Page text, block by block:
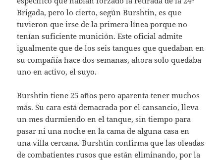
Brigada, pero lo cierto, según Burshtin, es que
tuvieron que irse de la primera línea porque no
tenían suficiente munición. Este oficial admite
igualmente que de los seis tanques que quedaban en
su compañía hace dos semanas, ahora solo quedaba
uno en activo, el suyo.
Burshtin tiene 25 años pero aparenta tener muchos
más. Su cara está demacrada por el cansancio, lleva
un mes durmiendo en el tanque, sin tiempo para
pasar ni una noche en la cama de alguna casa en
una villa cercana. Burshtin confirma que las oleadas
de combatientes rusos que están eliminando, por la